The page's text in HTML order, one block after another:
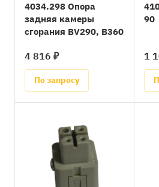
4034.298 Опора
задняя камеры
сгорания BV290, B360
4 816 ₽
По запросу
90
1